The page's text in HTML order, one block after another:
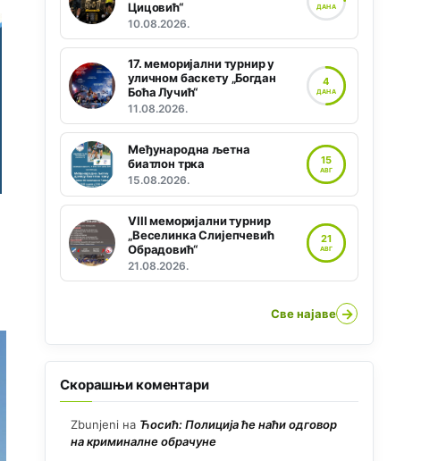
Цицовић“
10.08.2026.
ДАНА
17. меморијални турнир у
уличном баскету „Богдан
Боћа Лучић“
11.08.2026.
4
ДАНА
Међународна љетна
биатлон трка
15.08.2026.
15
АВГ
VIII меморијални турнир
„Веселинка Слијепчевић
Обрадовић“
21.08.2026.
21
АВГ
Све најаве →
Скорашњи коментари
Zbunjeni на Ћосић: Полиција ће наћи одговор
на криминалне обрачуне